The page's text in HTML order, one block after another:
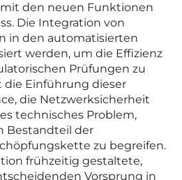
den neuen Funktionen
Die Integration von
in den automatisierten
werden, um die Effizienz
Prüfungen zu
Einführung dieser
die Netzwerksicherheit
technisches Problem,
Bestandteil der
zu begreifen.
frühzeitig gestaltete,
Vorsprung in